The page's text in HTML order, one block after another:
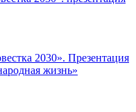
2030». Презентация
жизнь»